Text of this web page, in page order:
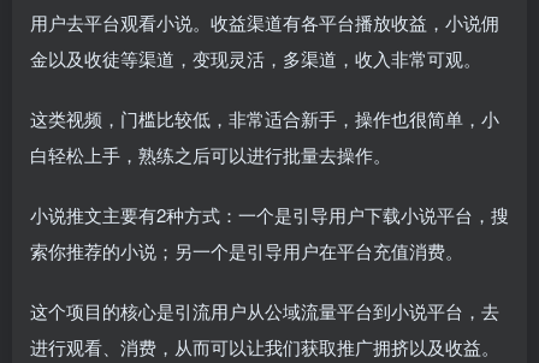
用户去平台观看小说。收益渠道有各平台播放收益，小说佣
金以及收徒等渠道，变现灵活，多渠道，收入非常可观。
这类视频，门槛比较低，非常适合新手，操作也很简单，小
白轻松上手，熟练之后可以进行批量去操作。
小说推文主要有2种方式：一个是引导用户下载小说平台，搜
索你推荐的小说；另一个是引导用户在平台充值消费。
这个项目的核心是引流用户从公域流量平台到小说平台，去
进行观看、消费，从而可以让我们获取推广拥挤以及收益。